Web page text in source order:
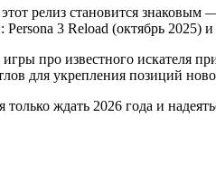
релиз становится
Persona 3 Reload (октябрь
про известного искателя
для укрепления позиций
только ждать 2026 года и